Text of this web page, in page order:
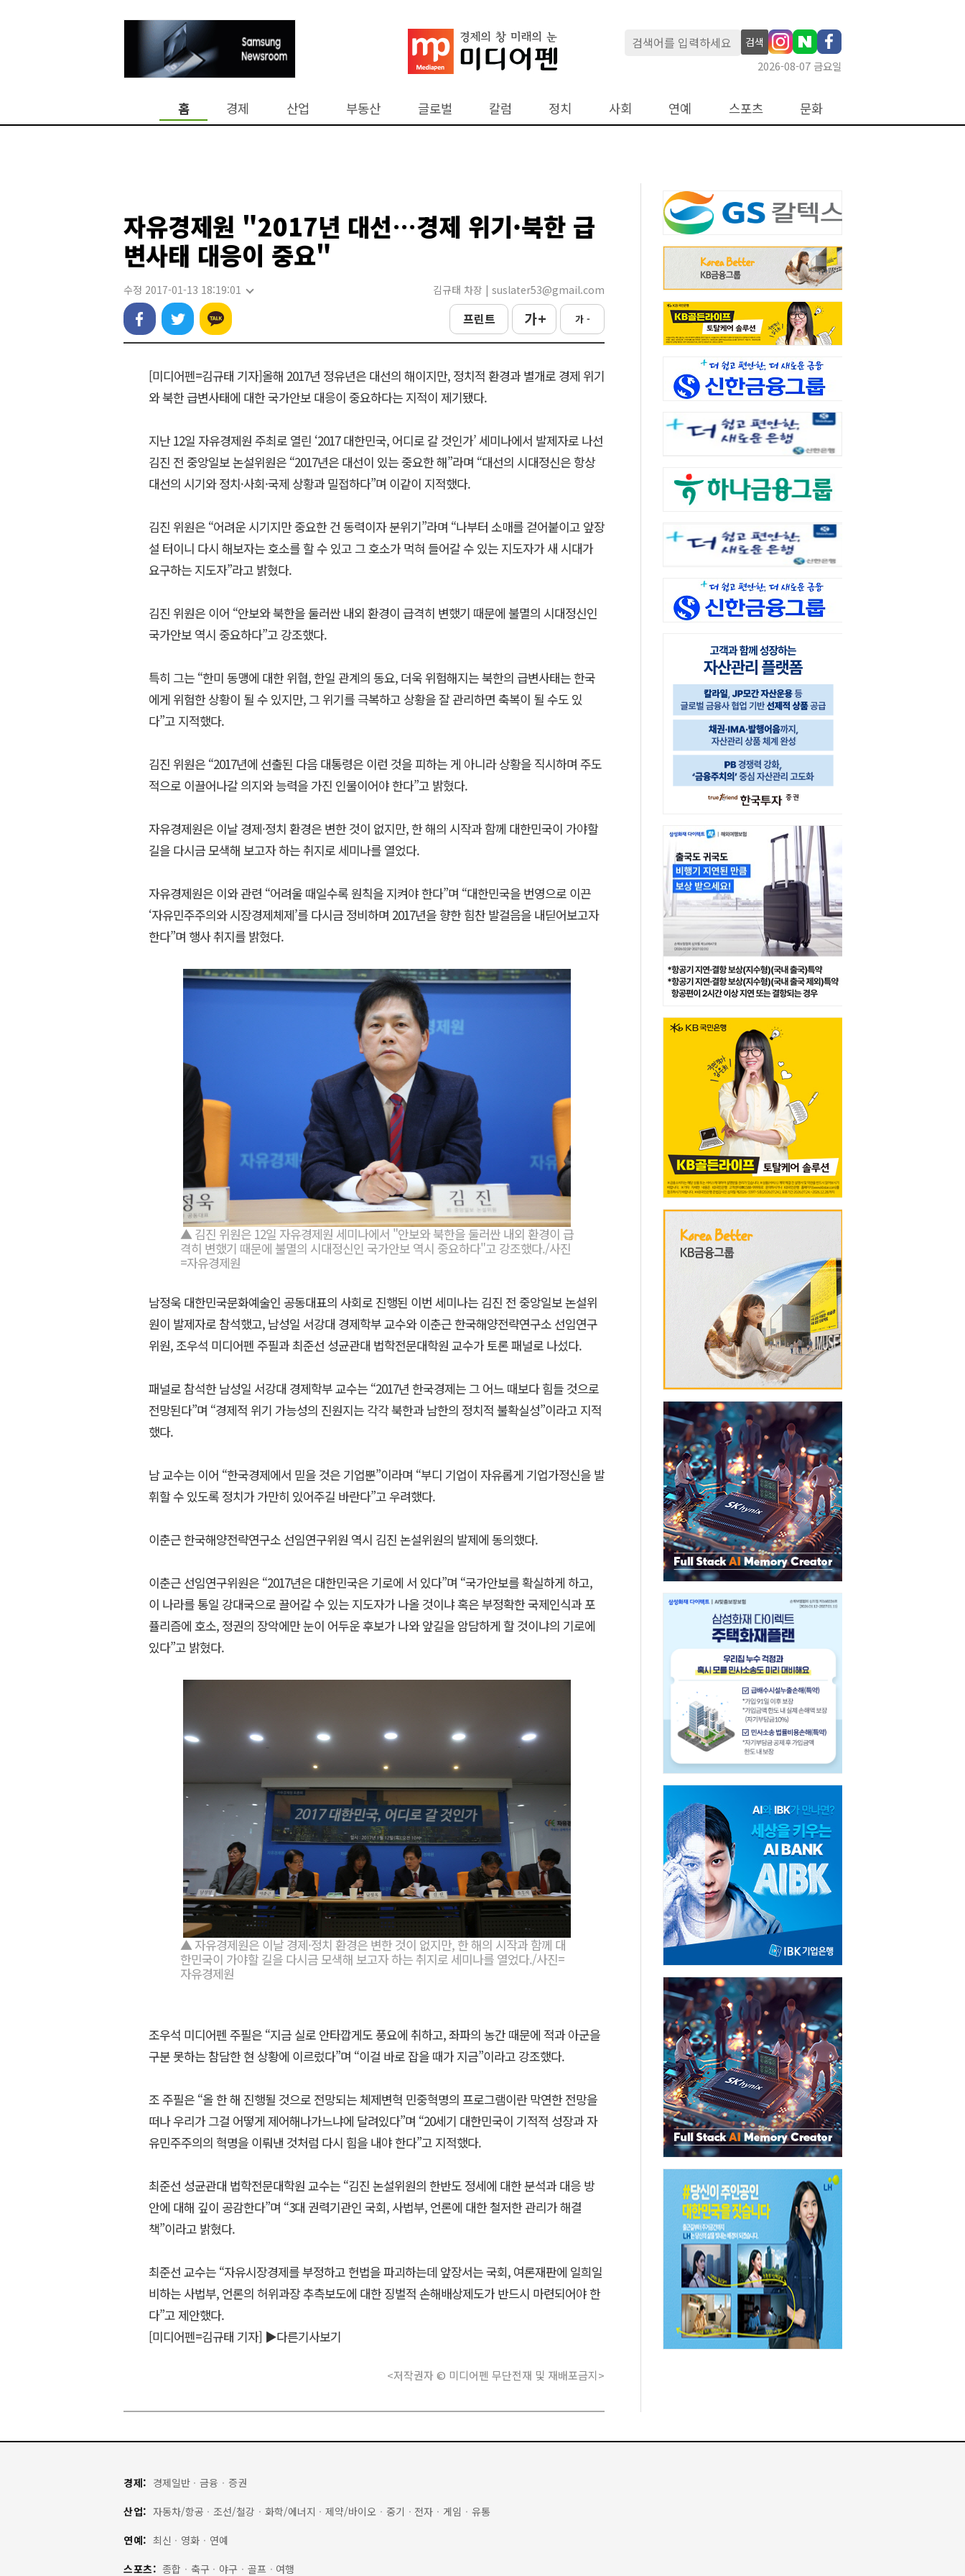
검색
2026-08-07 금요일
홈 경제 산업 부동산 글로벌 칼럼 정치 사회 연예 스포츠 문화
자유경제원 "2017년 대선…경제 위기·북한 급
변사태 대응이 중요"
수정 2017-01-13 18:19:01 김규태 차장 | suslater53@gmail.com
프린트 가 + 가 -
[미디어펜=김규태 기자]올해 2017년 정유년은 대선의 해이지만, 정치적 환경과 별개로 경제 위기
와 북한 급변사태에 대한 국가안보 대응이 중요하다는 지적이 제기됐다.
지난 12일 자유경제원 주최로 열린 ‘2017 대한민국, 어디로 갈 것인가’ 세미나에서 발제자로 나선
김진 전 중앙일보 논설위원은 “2017년은 대선이 있는 중요한 해”라며 “대선의 시대정신은 항상
대선의 시기와 정치·사회·국제 상황과 밀접하다”며 이같이 지적했다.
김진 위원은 “어려운 시기지만 중요한 건 동력이자 분위기”라며 “나부터 소매를 걷어붙이고 앞장
설 터이니 다시 해보자는 호소를 할 수 있고 그 호소가 먹혀 들어갈 수 있는 지도자가 새 시대가
요구하는 지도자”라고 밝혔다.
김진 위원은 이어 “안보와 북한을 둘러싼 내외 환경이 급격히 변했기 때문에 불멸의 시대정신인
국가안보 역시 중요하다”고 강조했다.
특히 그는 “한미 동맹에 대한 위협, 한일 관계의 동요, 더욱 위험해지는 북한의 급변사태는 한국
에게 위험한 상황이 될 수 있지만, 그 위기를 극복하고 상황을 잘 관리하면 축복이 될 수도 있
다”고 지적했다.
김진 위원은 “2017년에 선출된 다음 대통령은 이런 것을 피하는 게 아니라 상황을 직시하며 주도
적으로 이끌어나갈 의지와 능력을 가진 인물이어야 한다”고 밝혔다.
자유경제원은 이날 경제·정치 환경은 변한 것이 없지만, 한 해의 시작과 함께 대한민국이 가야할
길을 다시금 모색해 보고자 하는 취지로 세미나를 열었다.
자유경제원은 이와 관련 “어려울 때일수록 원칙을 지켜야 한다”며 “대한민국을 번영으로 이끈
‘자유민주주의와 시장경제체제’를 다시금 정비하며 2017년을 향한 힘찬 발걸음을 내딛어보고자
한다”며 행사 취지를 밝혔다.
▲ 김진 위원은 12일 자유경제원 세미나에서 "안보와 북한을 둘러싼 내외 환경이 급
격히 변했기 때문에 불멸의 시대정신인 국가안보 역시 중요하다"고 강조했다./사진
=자유경제원
남정욱 대한민국문화예술인 공동대표의 사회로 진행된 이번 세미나는 김진 전 중앙일보 논설위
원이 발제자로 참석했고, 남성일 서강대 경제학부 교수와 이춘근 한국해양전략연구소 선임연구
위원, 조우석 미디어펜 주필과 최준선 성균관대 법학전문대학원 교수가 토론 패널로 나섰다.
패널로 참석한 남성일 서강대 경제학부 교수는 “2017년 한국경제는 그 어느 때보다 힘들 것으로
전망된다”며 “경제적 위기 가능성의 진원지는 각각 북한과 남한의 정치적 불확실성”이라고 지적
했다.
남 교수는 이어 “한국경제에서 믿을 것은 기업뿐”이라며 “부디 기업이 자유롭게 기업가정신을 발
휘할 수 있도록 정치가 가만히 있어주길 바란다”고 우려했다.
이춘근 한국해양전략연구소 선임연구위원 역시 김진 논설위원의 발제에 동의했다.
이춘근 선임연구위원은 “2017년은 대한민국은 기로에 서 있다”며 “국가안보를 확실하게 하고,
이 나라를 통일 강대국으로 끌어갈 수 있는 지도자가 나올 것이냐 혹은 부정확한 국제인식과 포
퓰리즘에 호소, 정권의 장악에만 눈이 어두운 후보가 나와 앞길을 암담하게 할 것이냐의 기로에
있다”고 밝혔다.
▲ 자유경제원은 이날 경제·정치 환경은 변한 것이 없지만, 한 해의 시작과 함께 대
한민국이 가야할 길을 다시금 모색해 보고자 하는 취지로 세미나를 열었다./사진=
자유경제원
조우석 미디어펜 주필은 “지금 실로 안타깝게도 풍요에 취하고, 좌파의 농간 때문에 적과 아군을
구분 못하는 참담한 현 상황에 이르렀다”며 “이걸 바로 잡을 때가 지금”이라고 강조했다.
조 주필은 “올 한 해 진행될 것으로 전망되는 체제변혁 민중혁명의 프로그램이란 막연한 전망을
떠나 우리가 그걸 어떻게 제어해나가느냐에 달려있다”며 “20세기 대한민국이 기적적 성장과 자
유민주주의의 혁명을 이뤄낸 것처럼 다시 힘을 내야 한다”고 지적했다.
최준선 성균관대 법학전문대학원 교수는 “김진 논설위원의 한반도 정세에 대한 분석과 대응 방
안에 대해 깊이 공감한다”며 “3대 권력기관인 국회, 사법부, 언론에 대한 철저한 관리가 해결
책”이라고 밝혔다.
최준선 교수는 “자유시장경제를 부정하고 헌법을 파괴하는데 앞장서는 국회, 여론재판에 일희일
비하는 사법부, 언론의 허위과장 추측보도에 대한 징벌적 손해배상제도가 반드시 마련되어야 한
다”고 제안했다.
[미디어펜=김규태 기자] ▶다른기사보기
<저작권자 © 미디어펜 무단전재 및 재배포금지>
경제: 경제일반 · 금융 · 증권
산업: 자동차/항공 · 조선/철강 · 화학/에너지 · 제약/바이오 · 중기 · 전자 · 게임 · 유통
연예: 최신 · 영화 · 연예
스포츠: 종합 · 축구 · 야구 · 골프 · 여행